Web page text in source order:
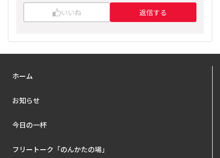
いいね 返信する
ホーム
お知らせ
今日の一杯
フリートーク「のんかたの場」